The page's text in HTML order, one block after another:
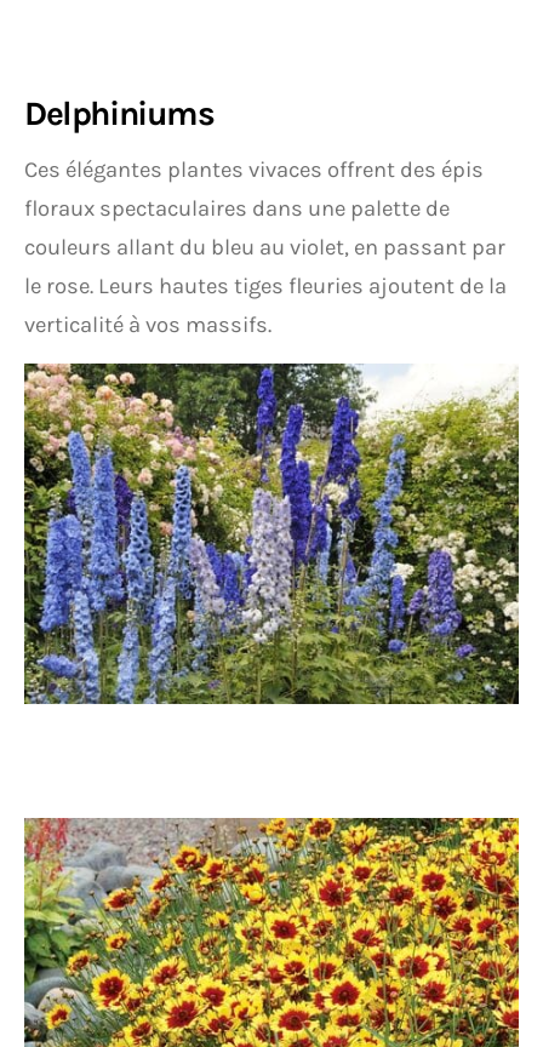
Delphiniums
Ces élégantes plantes vivaces offrent des épis
floraux spectaculaires dans une palette de
couleurs allant du bleu au violet, en passant par
le rose. Leurs hautes tiges fleuries ajoutent de la
verticalité à vos massifs.